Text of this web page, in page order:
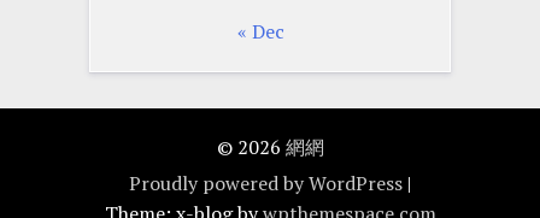
« Dec
© 2026 網網
Proudly powered by WordPress |
Theme: x-blog bywpthemespace.com